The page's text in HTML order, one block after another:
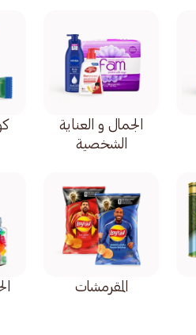
الجمال و العناية
الشخصية
المقرمشات